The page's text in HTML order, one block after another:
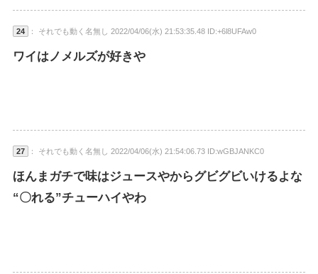
24 ： それでも動く名無し 2022/04/06(水) 21:53:35.48 ID:+6l8UFAw0
ワイはノメルズが好きや
27 ： それでも動く名無し 2022/04/06(水) 21:54:06.73 ID:wGBJANKC0
ほんまガチで味はジュースやからグビグビいけるよな
“〇れる”チューハイやわ